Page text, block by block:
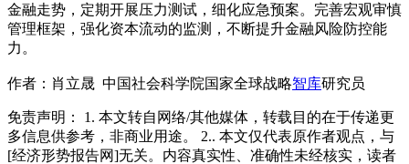
金融走势，定期开展压力测试，细化应急预案。完善宏观审慎
管理框架，强化资本流动的监测，不断提升金融风险防控能
力。
作者：肖立晟 中国社会科学院国家全球战略智库研究员
免责声明： 1. 本文转自网络/其他媒体，转载目的在于传递更
多信息供参考，非商业用途。 2.. 本文仅代表原作者观点，与
[经济形势报告网]无关。内容真实性、准确性未经核实，读者